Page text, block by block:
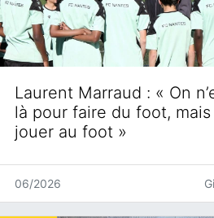
Laurent Marraud : « On
là pour faire du foot,
jouer au foot »
06/2026